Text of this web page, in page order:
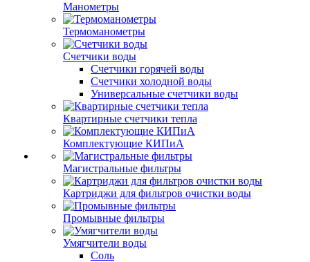
Манометры
Термоманометры
Счетчики воды
Счетчики горячей воды
Счетчики холодной воды
Универсальные счетчики воды
Квартирные счетчики тепла
Комплектующие КИПиА
Магистральные фильтры
Картриджи для фильтров очистки воды
Промывные фильтры
Умягчители воды
Соль